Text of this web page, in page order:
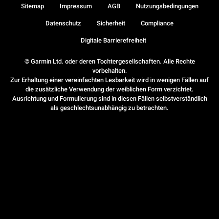
© Garmin Ltd. oder deren Tochtergesellschaften. Alle Rechte
vorbehalten.
Zur Erhaltung einer vereinfachten Lesbarkeit wird in wenigen Fällen auf
die zusätzliche Verwendung der weiblichen Form verzichtet.
Ausrichtung und Formulierung sind in diesen Fällen selbstverständlich
als geschlechtsunabhängig zu betrachten.
Sitemap Impressum AGB Nutzungsbedingungen
Datenschutz Sicherheit Compliance
Digitale Barrierefreiheit